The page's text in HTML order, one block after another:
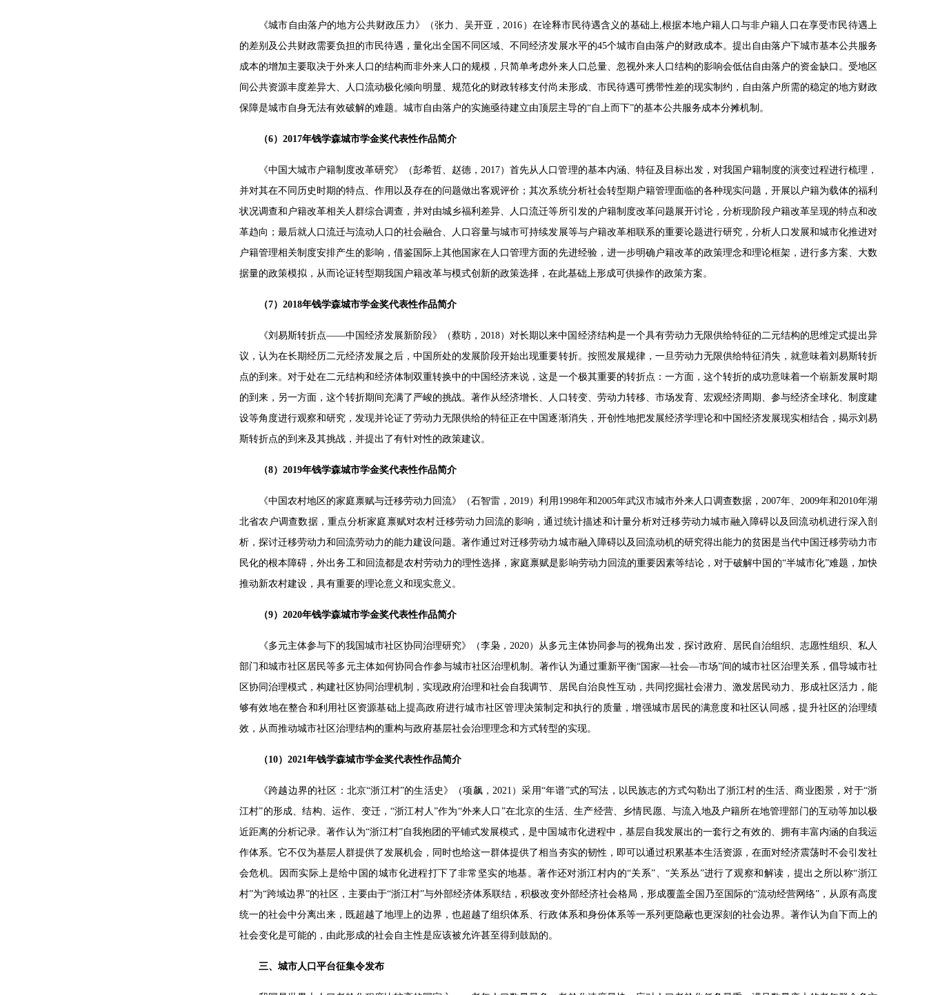
《城市自由落户的地方公共财政压力》（张力、吴开亚，2016）在诠释市民待遇含义的基础上,根据本地户籍人口与非户籍人口在享受市民待遇上
的差别及公共财政需要负担的市民待遇，量化出全国不同区域、不同经济发展水平的45个城市自由落户的财政成本。提出自由落户下城市基本公共服务
成本的增加主要取决于外来人口的结构而非外来人口的规模，只简单考虑外来人口总量、忽视外来人口结构的影响会低估自由落户的资金缺口。受地区
间公共资源丰度差异大、人口流动极化倾向明显、规范化的财政转移支付尚未形成、市民待遇可携带性差的现实制约，自由落户所需的稳定的地方财政
保障是城市自身无法有效破解的难题。城市自由落户的实施亟待建立由顶层主导的“自上而下”的基本公共服务成本分摊机制。
（6）2017年钱学森城市学金奖代表性作品简介
《中国大城市户籍制度改革研究》（彭希哲、赵德，2017）首先从人口管理的基本内涵、特征及目标出发，对我国户籍制度的演变过程进行梳理，
并对其在不同历史时期的特点、作用以及存在的问题做出客观评价；其次系统分析社会转型期户籍管理面临的各种现实问题，开展以户籍为载体的福利
状况调查和户籍改革相关人群综合调查，并对由城乡福利差异、人口流迁等所引发的户籍制度改革问题展开讨论，分析现阶段户籍改革呈现的特点和改
革趋向；最后就人口流迁与流动人口的社会融合、人口容量与城市可持续发展等与户籍改革相联系的重要论题进行研究，分析人口发展和城市化推进对
户籍管理相关制度安排产生的影响，借鉴国际上其他国家在人口管理方面的先进经验，进一步明确户籍改革的政策理念和理论框架，进行多方案、大数
据量的政策模拟，从而论证转型期我国户籍改革与模式创新的政策选择，在此基础上形成可供操作的政策方案。
（7）2018年钱学森城市学金奖代表性作品简介
《刘易斯转折点——中国经济发展新阶段》（蔡昉，2018）对长期以来中国经济结构是一个具有劳动力无限供给特征的二元结构的思维定式提出异
议，认为在长期经历二元经济发展之后，中国所处的发展阶段开始出现重要转折。按照发展规律，一旦劳动力无限供给特征消失，就意味着刘易斯转折
点的到来。对于处在二元结构和经济体制双重转换中的中国经济来说，这是一个极其重要的转折点：一方面，这个转折的成功意味着一个崭新发展时期
的到来，另一方面，这个转折期间充满了严峻的挑战。著作从经济增长、人口转变、劳动力转移、市场发育、宏观经济周期、参与经济全球化、制度建
设等角度进行观察和研究，发现并论证了劳动力无限供给的特征正在中国逐渐消失，开创性地把发展经济学理论和中国经济发展现实相结合，揭示刘易
斯转折点的到来及其挑战，并提出了有针对性的政策建议。
（8）2019年钱学森城市学金奖代表性作品简介
《中国农村地区的家庭禀赋与迁移劳动力回流》（石智雷，2019）利用1998年和2005年武汉市城市外来人口调查数据，2007年、2009年和2010年湖
北省农户调查数据，重点分析家庭禀赋对农村迁移劳动力回流的影响，通过统计描述和计量分析对迁移劳动力城市融入障碍以及回流动机进行深入剖
析，探讨迁移劳动力和回流劳动力的能力建设问题。著作通过对迁移劳动力城市融入障碍以及回流动机的研究得出能力的贫困是当代中国迁移劳动力市
民化的根本障碍，外出务工和回流都是农村劳动力的理性选择，家庭禀赋是影响劳动力回流的重要因素等结论，对于破解中国的“半城市化”难题，加快
推动新农村建设，具有重要的理论意义和现实意义。
（9）2020年钱学森城市学金奖代表性作品简介
《多元主体参与下的我国城市社区协同治理研究》（李枭，2020）从多元主体协同参与的视角出发，探讨政府、居民自治组织、志愿性组织、私人
部门和城市社区居民等多元主体如何协同合作参与城市社区治理机制。著作认为通过重新平衡“国家—社会—市场”间的城市社区治理关系，倡导城市社
区协同治理模式，构建社区协同治理机制，实现政府治理和社会自我调节、居民自治良性互动，共同挖掘社会潜力、激发居民动力、形成社区活力，能
够有效地在整合和利用社区资源基础上提高政府进行城市社区管理决策制定和执行的质量，增强城市居民的满意度和社区认同感，提升社区的治理绩
效，从而推动城市社区治理结构的重构与政府基层社会治理理念和方式转型的实现。
（10）2021年钱学森城市学金奖代表性作品简介
《跨越边界的社区：北京“浙江村”的生活史》（项飙，2021）采用“年谱”式的写法，以民族志的方式勾勒出了浙江村的生活、商业图景，对于“浙
江村”的形成、结构、运作、变迁，“浙江村人”作为“外来人口”在北京的生活、生产经营、乡情民愿、与流入地及户籍所在地管理部门的互动等加以极
近距离的分析记录。著作认为“浙江村”自我抱团的平铺式发展模式，是中国城市化进程中，基层自我发展出的一套行之有效的、拥有丰富内涵的自我运
作体系。它不仅为基层人群提供了发展机会，同时也给这一群体提供了相当夯实的韧性，即可以通过积累基本生活资源，在面对经济震荡时不会引发社
会危机。因而实际上是给中国的城市化进程打下了非常坚实的地基。著作还对浙江村内的“关系”、“关系丛”进行了观察和解读，提出之所以称“浙江
村”为“跨域边界”的社区，主要由于“浙江村”与外部经济体系联结，积极改变外部经济社会格局，形成覆盖全国乃至国际的“流动经营网络”，从原有高度
统一的社会中分离出来，既超越了地理上的边界，也超越了组织体系、行政体系和身份体系等一系列更隐蔽也更深刻的社会边界。著作认为自下而上的
社会变化是可能的，由此形成的社会自主性是应该被允许甚至得到鼓励的。
三、城市人口平台征集令发布